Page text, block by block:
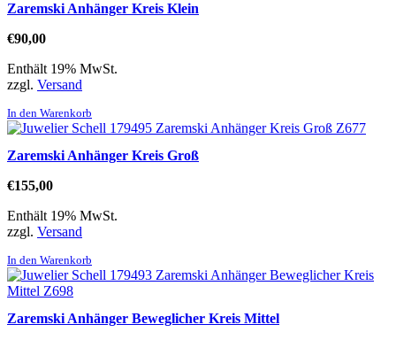
Zaremski Anhänger Kreis Klein
€90,00
Enthält 19% MwSt.
zzgl. Versand
In den Warenkorb
Zaremski Anhänger Kreis Groß
€155,00
Enthält 19% MwSt.
zzgl. Versand
In den Warenkorb
Zaremski Anhänger Beweglicher Kreis Mittel